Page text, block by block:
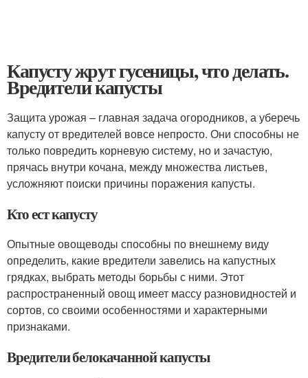
Капусту жрут гусеницы, что делать.
Вредители капусты
Защита урожая – главная задача огородников, а уберечь
капусту от вредителей вовсе непросто. Они способны не
только повредить корневую систему, но и зачастую,
прячась внутри кочана, между множества листьев,
усложняют поиски причины поражения капусты.
Кто ест капусту
Опытные овощеводы способны по внешнему виду
определить, какие вредители завелись на капустных
грядках, выбрать методы борьбы с ними. Этот
распространенный овощ имеет массу разновидностей и
сортов, со своими особенностями и характерными
признаками.
Вредители белокачанной капусты